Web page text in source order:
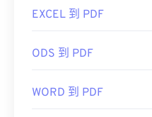
大多數網頁瀏覽器，如
開啟 PDF 檔案非常方便
EXCEL 到 PDF
ODS 到 PDF
WORD 到 PDF